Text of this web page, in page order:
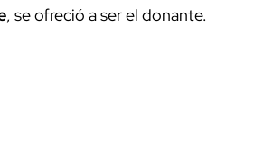
, se ofreció a ser el donante.